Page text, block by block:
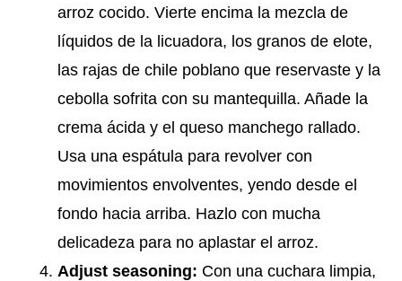
arroz cocido. Vierte encima la mezcla de
líquidos de la licuadora, los granos de elote,
las rajas de chile poblano que reservaste y la
cebolla sofrita con su mantequilla. Añade la
crema ácida y el queso manchego rallado.
Usa una espátula para revolver con
movimientos envolventes, yendo desde el
fondo hacia arriba. Hazlo con mucha
delicadeza para no aplastar el arroz.
Adjust seasoning: Con una cuchara limpia,